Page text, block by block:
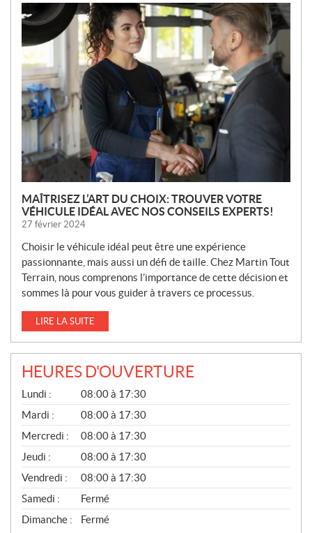
N
O
U
V
E
L
L
E
S
MAÎTRISEZ L’ART DU CHOIX: TROUVER VOTRE
VÉHICULE IDÉAL AVEC NOS CONSEILS EXPERTS!
27 février 2024
Choisir le véhicule idéal peut être une expérience
passionnante, mais aussi un défi de taille. Chez Martin Tout
Terrain, nous comprenons l’importance de cette décision et
sommes là pour vous guider à travers ce processus.
LIRE LA SUITE
HEURES D'OUVERTURE
G
É
N
É
R
A
L
Lundi :
08:00 à 17:30
Mardi :
08:00 à 17:30
Mercredi :
08:00 à 17:30
Jeudi :
08:00 à 17:30
Vendredi :
08:00 à 17:30
Samedi :
Fermé
Dimanche :
Fermé